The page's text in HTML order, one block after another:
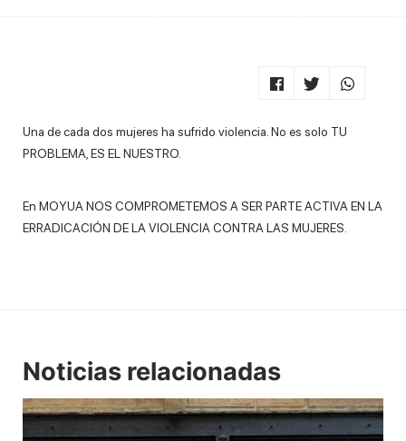
Una de cada dos mujeres ha sufrido violencia. No es solo TU
PROBLEMA, ES EL NUESTRO.
En MOYUA NOS COMPROMETEMOS A SER PARTE ACTIVA EN LA
ERRADICACIÓN DE LA VIOLENCIA CONTRA LAS MUJERES.
Noticias relacionadas